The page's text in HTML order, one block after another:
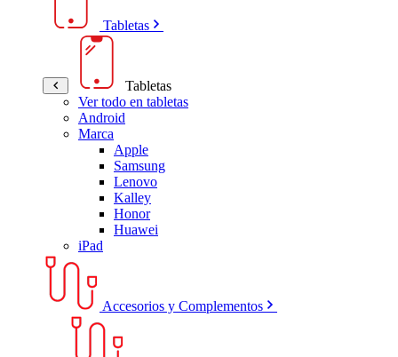
Tabletas
Tabletas
Ver todo en tabletas
Android
Marca
Apple
Samsung
Lenovo
Kalley
Honor
Huawei
iPad
Accesorios y Complementos